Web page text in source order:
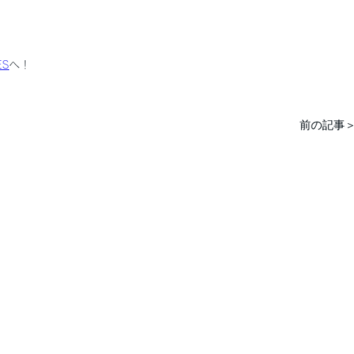
へ！
前の記事＞